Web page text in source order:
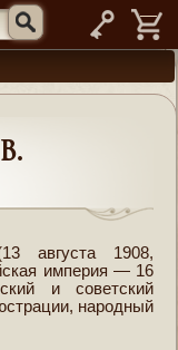
—
августа 1908,
империя — 16
и советский
народный